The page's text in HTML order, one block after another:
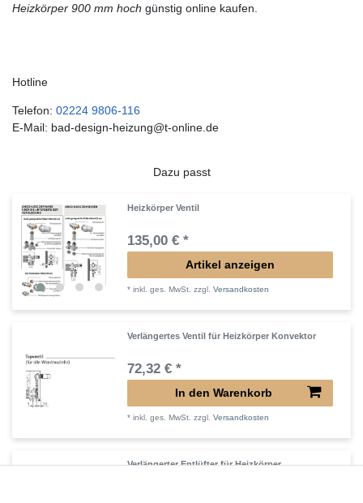
Heizkörper 900 mm hoch günstig online kaufen.
Hotline
Telefon: 02224 9806-116
E-Mail: bad-design-heizung@t-online.de
Dazu passt
Heizkörper Ventil
135,00 € *
Artikel anzeigen
*inkl. ges. MwSt. zzgl.Versandkosten
Verlängertes Ventil für Heizkörper Konvektor
72,32 € *
In den Warenkorb
*inkl. ges. MwSt. zzgl.Versandkosten
Verlängerter Entlüfter für Heizkörper